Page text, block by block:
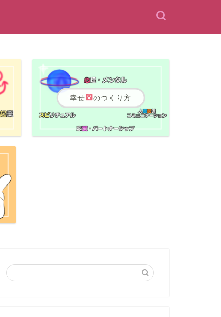
幸せ のつくり方